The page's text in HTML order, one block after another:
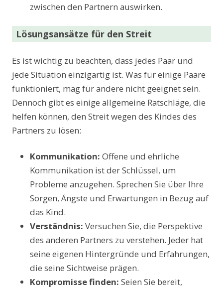
zwischen den Partnern auswirken.
Lösungsansätze für den Streit
Es ist wichtig zu beachten, dass jedes Paar und
jede Situation einzigartig ist. Was für einige Paare
funktioniert, mag für andere nicht geeignet sein.
Dennoch gibt es einige allgemeine Ratschläge, die
helfen können, den Streit wegen des Kindes des
Partners zu lösen:
Kommunikation: Offene und ehrliche
Kommunikation ist der Schlüssel, um
Probleme anzugehen. Sprechen Sie über Ihre
Sorgen, Ängste und Erwartungen in Bezug auf
das Kind.
Verständnis: Versuchen Sie, die Perspektive
des anderen Partners zu verstehen. Jeder hat
seine eigenen Hintergründe und Erfahrungen,
die seine Sichtweise prägen.
Kompromisse finden: Seien Sie bereit,